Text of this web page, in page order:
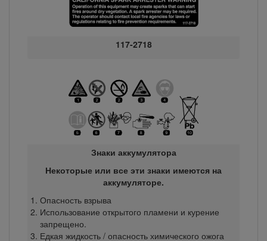
117-2718
Знаки аккумулятора
Некоторые или все эти знаки имеются на
аккумуляторе.
Опасность взрыва
Использование открытого пламени и курение
запрещено.
Едкая жидкость / опасность химического ожога